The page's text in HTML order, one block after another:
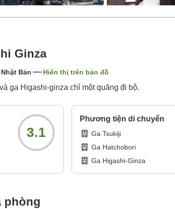
Ginza
Bản Hiển thị trên bản đồ
ga Higashi-ginza chỉ một quãng đi bộ.
3.1
Phương tiện di chuyển
Ga Tsukiji
Ga Hatchobori
Ga Higashi-Ginza
phòng